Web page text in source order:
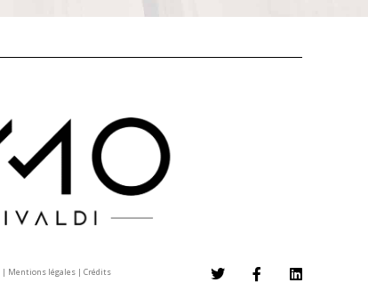
| Mentions légales |Crédits